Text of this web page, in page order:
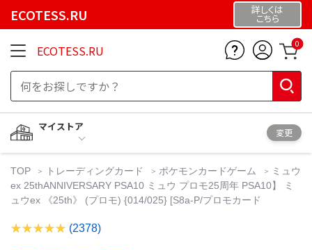
ECOTESS.RU 詳しくは
こちら
ECOTESS.RU 0
マイストア
変更
TOP トレーディングカード ポケモンカードゲーム
ミュウ
ex 25thANNIVERSARY PSA10 ミュウ プロモ25周年 PSA10】 ミ
ュウex 《25th》 (プロモ) {014/025} [S8a-P/プロモカード
(2378)